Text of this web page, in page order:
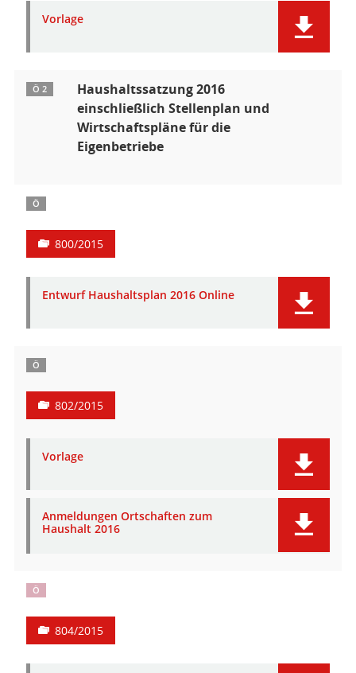
Vorlage
Ö 2
Haushaltssatzung 2016
einschließlich Stellenplan und
Wirtschaftspläne für die
Eigenbetriebe
Ö
800/2015
Entwurf Haushaltsplan 2016 Online
Ö
802/2015
Vorlage
Anmeldungen Ortschaften zum
Haushalt 2016
Ö
804/2015